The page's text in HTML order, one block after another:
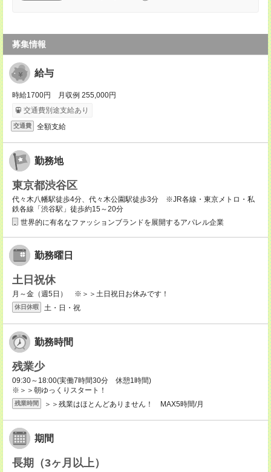
募集情報
給与
時給1700円 月収例 255,000円
交通費別途支給あり
交通費 全額支給
勤務地
東京都渋谷区
代々木八幡駅徒歩4分、代々木公園駅徒歩3分 ※JR各線・東京メトロ・私
鉄各線「渋谷駅」徒歩約15～20分
世界的に有名なファッションブランドを展開するアパレル企業
勤務曜日
土日祝休
月～金（週5日） ※＞＞土日祝日お休みです！
休日休暇 土・日・祝
勤務時間
残業少
09:30～18:00(実働7時間30分 休憩1時間)
※＞＞朝ゆっくりスタート！
残業時間 ＞＞残業はほとんどありません！ MAX5時間/月
期間
長期（3ヶ月以上）